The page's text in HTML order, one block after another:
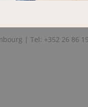
| Tel: +352 26 86